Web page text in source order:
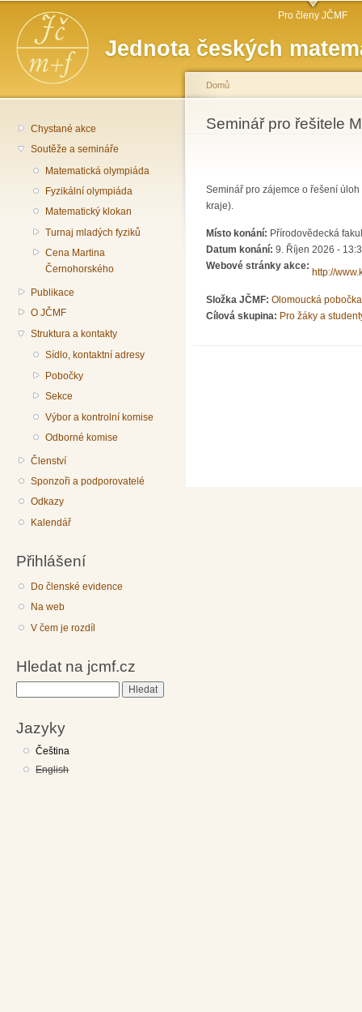
Jednota českých
Hlavní menu Pro členy JČMF
Chystané akce
Soutěže a semináře
Matematická olympiáda
Fyzikální olympiáda
Matematický klokan
Turnaj mladých fyziků
Cena Martina
Černohorského
Publikace
O JČMF
Struktura a kontakty
Sídlo, kontaktní adresy
Pobočky
Sekce
Výbor a kontrolní komise
Odborné komise
Členství
Sponzoři a podporovatelé
Odkazy
Kalendář
Přihlášení
Do členské evidence
Na web
V čem je rozdíl
Hledat na jcmf.cz
Jazyky
Čeština
English
Jste zde
Domů
Seminář pro řešitele
Seminář pro zájemce o řešení
kraje).
Místo konání: Přírodovědecká
Datum konání: 9. Říjen 2026 -
Webové stránky akce:
http://
Složka JČMF: Olomoucká pobočka
Cílová skupina: Pro žáky a